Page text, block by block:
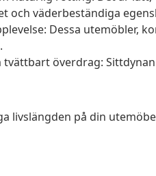
och väderbeständiga
Dessa utemöbler,
tvättbart överdrag:
livslängden på din